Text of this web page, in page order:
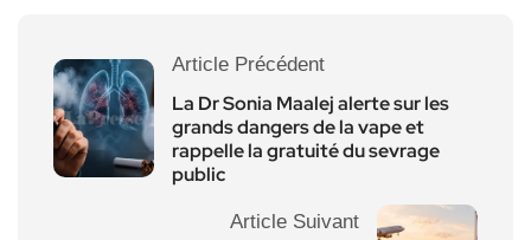
Article Précédent
La Dr Sonia Maalej alerte sur les
grands dangers de la vape et
rappelle la gratuité du sevrage
public
Article Suivant